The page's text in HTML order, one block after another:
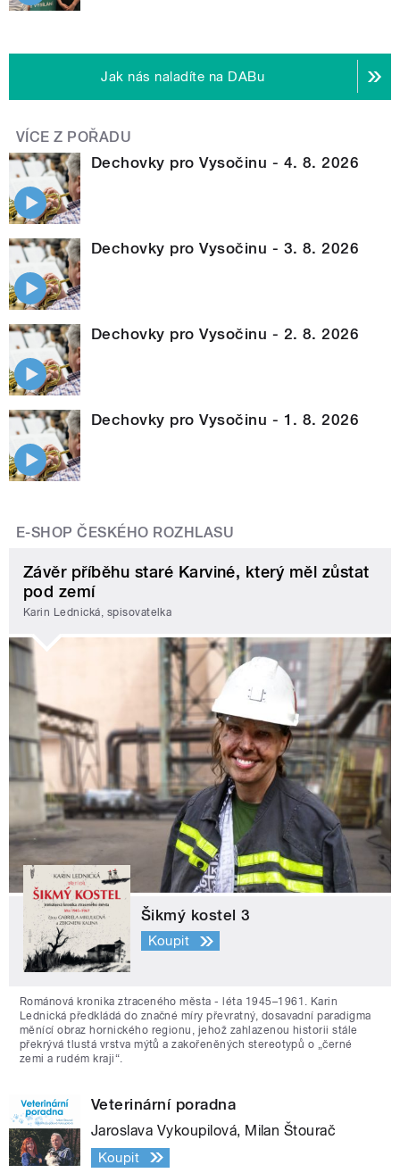
Jak nás naladíte na DABu
VÍCE Z POŘADU
Dechovky pro Vysočinu - 4. 8. 2026
Dechovky pro Vysočinu - 3. 8. 2026
Dechovky pro Vysočinu - 2. 8. 2026
Dechovky pro Vysočinu - 1. 8. 2026
E-SHOP ČESKÉHO ROZHLASU
Závěr příběhu staré Karviné, který měl zůstat
pod zemí
Karin Lednická, spisovatelka
Šikmý kostel 3
Koupit
Románová kronika ztraceného města - léta 1945–1961. Karin
Lednická předkládá do značné míry převratný, dosavadní paradigma
měnící obraz hornického regionu, jehož zahlazenou historii stále
překrývá tlustá vrstva mýtů a zakořeněných stereotypů o „černé
zemi a rudém kraji“.
Veterinární poradna
Jaroslava Vykoupilová, Milan Štourač
Koupit